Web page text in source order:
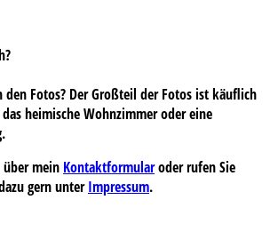
den Fotos? Der Großteil der Fotos ist käuflich
heimische Wohnzimmer oder eine
mein Kontaktformularoder rufen Sie
gern unterImpressum.